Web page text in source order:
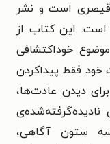
قیصری است و نشر
کرده است. این کتاب از
خوداکتشافی
فقط پیدا‌کردن
دیدن عادت‌ها،
ستون آگاهی،